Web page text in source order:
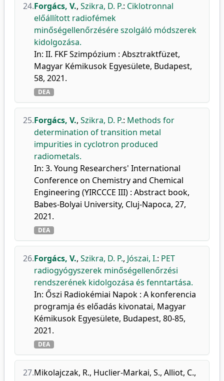
24.Forgács, V., Szikra, D. P.: Ciklotronnal
előállított radiofémek
minőségellenőrzésére szolgáló módszerek
kidolgozása.
In: II. FKF Szimpózium : Absztraktfüzet,
Magyar Kémikusok Egyesülete, Budapest,
58, 2021.
DEA
25.Forgács, V., Szikra, D. P.: Methods for
determination of transition metal
impurities in cyclotron produced
radiometals.
In: 3. Young Researchers' International
Conference on Chemistry and Chemical
Engineering (YIRCCCE III) : Abstract book,
Babes-Bolyai University, Cluj-Napoca, 27,
2021.
DEA
26.Forgács, V., Szikra, D. P., Jószai, I.: PET
radiogyógyszerek minőségellenőrzési
rendszerének kidolgozása és fenntartása.
In: Őszi Radiokémiai Napok : A konferencia
programja és előadás kivonatai, Magyar
Kémikusok Egyesülete, Budapest, 80-85,
2021.
DEA
27.Mikolajczak, R., Huclier-Markai, S., Alliot, C.,